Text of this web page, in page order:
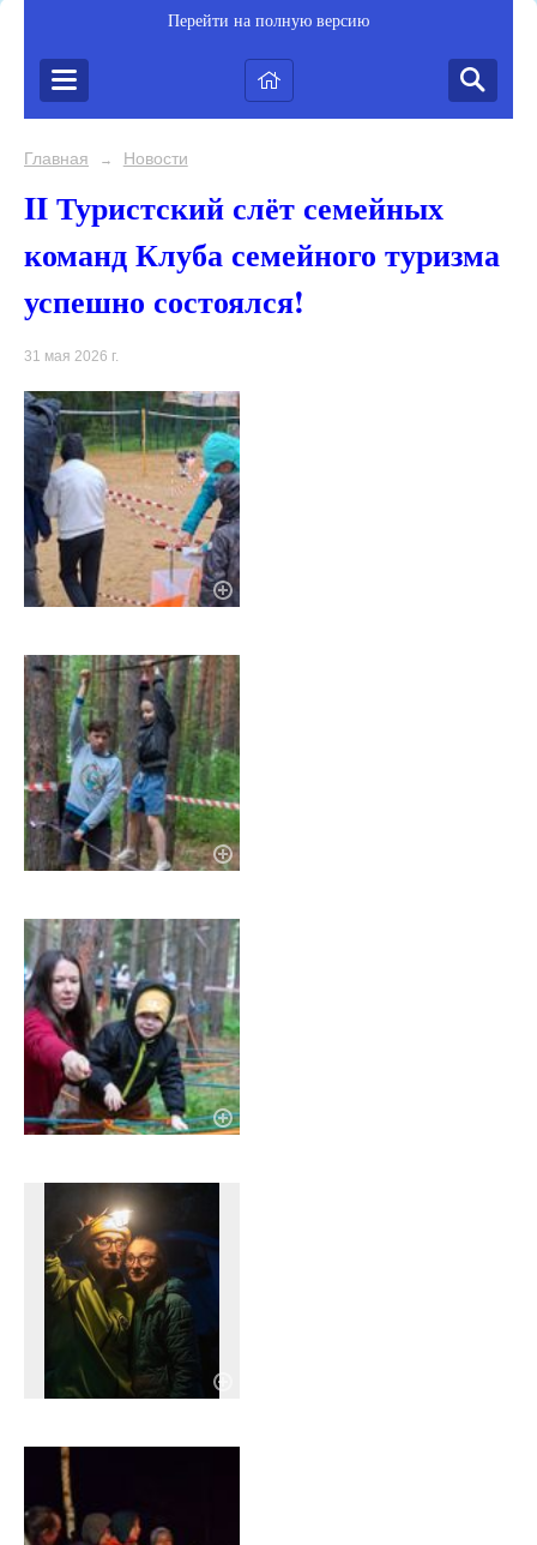
Перейти на полную версию
Главная → Новости
II Туристский слёт семейных
команд Клуба семейного туризма
успешно состоялся!
31 мая 2026 г.